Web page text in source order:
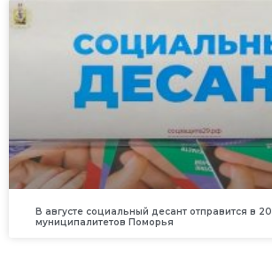
В августе социальный десант отправится в 20
муниципалитетов Поморья